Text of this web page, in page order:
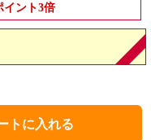
イント3倍
トに入れる